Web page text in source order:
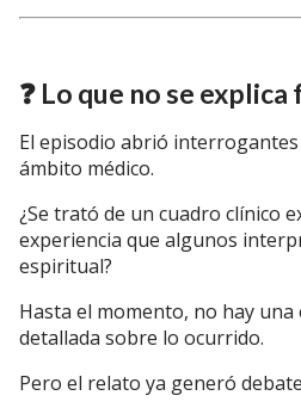
❓ Lo que no se
El episodio abrió interrogantes
ámbito médico.
¿Se trató de un cuadro clínico
experiencia que algunos
espiritual?
Hasta el momento, no hay una
detallada sobre lo ocurrido.
Pero el relato ya generó